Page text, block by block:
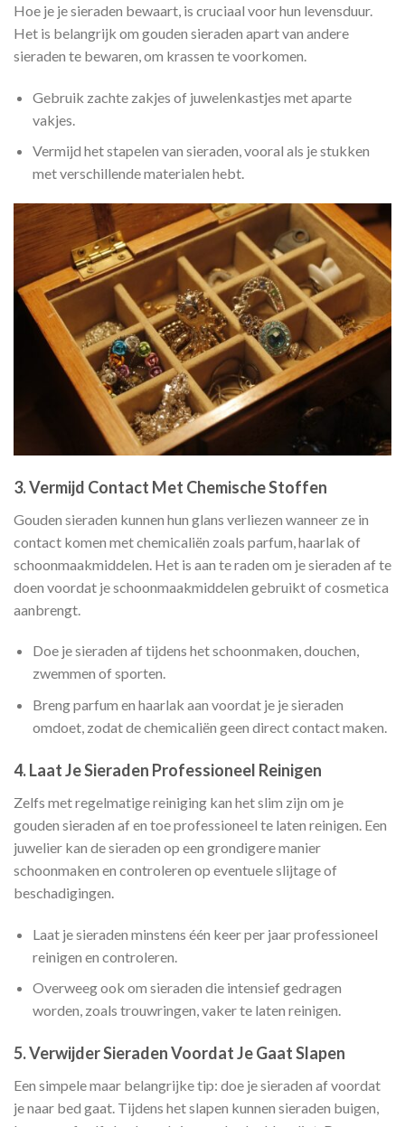
Hoe je je sieraden bewaart, is cruciaal voor hun levensduur.
Het is belangrijk om gouden sieraden apart van andere
sieraden te bewaren, om krassen te voorkomen.
Gebruik zachte zakjes of juwelenkastjes met aparte
vakjes.
Vermijd het stapelen van sieraden, vooral als je stukken
met verschillende materialen hebt.
3.Vermijd Contact Met Chemische Stoffen
Gouden sieraden kunnen hun glans verliezen wanneer ze in
contact komen met chemicaliën zoals parfum, haarlak of
schoonmaakmiddelen. Het is aan te raden om je sieraden af te
doen voordat je schoonmaakmiddelen gebruikt of cosmetica
aanbrengt.
Doe je sieraden af tijdens het schoonmaken, douchen,
zwemmen of sporten.
Breng parfum en haarlak aan voordat je je sieraden
omdoet, zodat de chemicaliën geen direct contact maken.
4.Laat Je Sieraden Professioneel Reinigen
Zelfs met regelmatige reiniging kan het slim zijn om je
gouden sieraden af en toe professioneel te laten reinigen. Een
juwelier kan de sieraden op een grondigere manier
schoonmaken en controleren op eventuele slijtage of
beschadigingen.
Laat je sieraden minstens één keer per jaar professioneel
reinigen en controleren.
Overweeg ook om sieraden die intensief gedragen
worden, zoals trouwringen, vaker te laten reinigen.
5.Verwijder Sieraden Voordat Je Gaat Slapen
Een simpele maar belangrijke tip: doe je sieraden af voordat
je naar bed gaat. Tijdens het slapen kunnen sieraden buigen,